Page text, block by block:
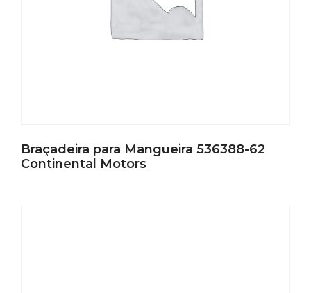
Braçadeira para Mangueira 536388-62
Continental Motors